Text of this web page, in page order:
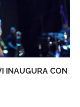
INAUGURA CON